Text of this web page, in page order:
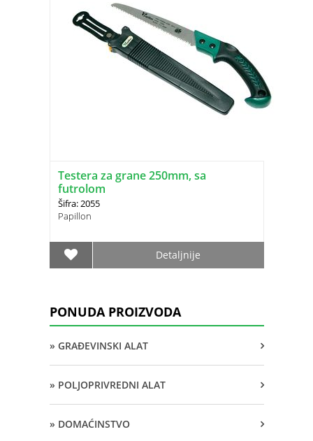
Testera za grane 250mm, sa
futrolom
Šifra: 2055
Papillon
Detaljnije
PONUDA PROIZVODA
» GRAĐEVINSKI ALAT
» POLJOPRIVREDNI ALAT
» DOMAĆINSTVO